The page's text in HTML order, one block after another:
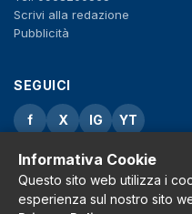
Scrivi alla redazione
Pubblicità
SEGUICI
f X IG YT
Privacy Policy
Cookie Policy
Note legali
Informativa Cookie
Questo sito web utilizza i
esperienza sul nostro sito